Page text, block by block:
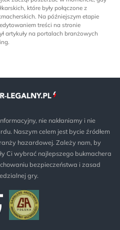
które były połączone z
Na późniejszym etapie
treści na stronie
artykuły na portalach branżowych
nie nakłaniamy i nie
Naszym celem jest bycie źródłem
hazardowej. Zależy nam, by
Ci wybrać najlepszego bukmachera
bezpieczeństwa i zasad
gry.